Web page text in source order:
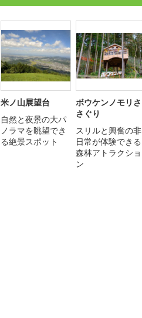
米ノ山展望台
自然と夜景の大パ
ノラマを眺望でき
る絶景スポット
ボウケンノモリさ
さぐり
スリルと興奮の非
日常が体験できる
森林アトラクショ
ン